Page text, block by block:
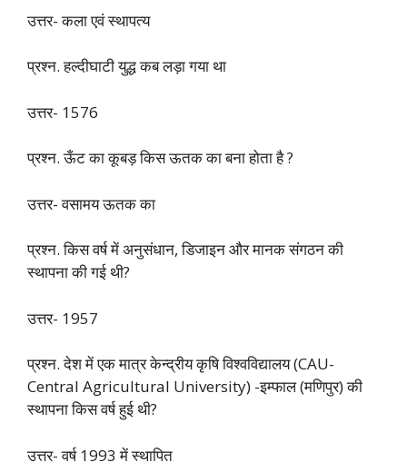
उत्तर- कला एवं स्थापत्य
प्रश्न. हल्दीघाटी युद्ध कब लड़ा गया था
उत्तर- 1576
प्रश्न. ऊँट का कूबड़ किस ऊतक का बना होता है ?
उत्तर- वसामय ऊतक का
प्रश्न. किस वर्ष में अनुसंधान, डिजाइन और मानक संगठन की
स्थापना की गई थी?
उत्तर- 1957
प्रश्न. देश में एक मात्र केन्द्रीय कृषि विश्वविद्यालय (CAU-
Central Agricultural University) -इम्फाल (मणिपुर) की
स्थापना किस वर्ष हुई थी?
उत्तर- वर्ष 1993 में स्थापित